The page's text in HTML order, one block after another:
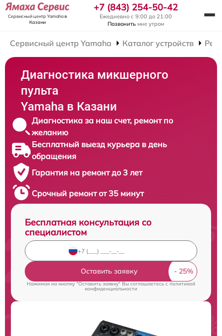
Сервисный центр Yamahaв
Казани
+7 (843) 254-50-42
Ежедневно с 9:00 до 21:00
Позвонить мне утром
Сервисный центр Yamaha Каталог устройств
Диагностика микшерного
пульта
Yamaha в Казани
Диагностика за наш счет, ремонт по
желанию
Бесплатный выезд курьера в день
обращения
Гарантия на ремонт до 3 лет
Срочный ремонт от 35 минут
Бесплатная консультация со
специалистом
Оставить заявку
Нажимая на кнопку "Оставить заявку" Вы соглашаетесь cполитикой
конфиденциальности